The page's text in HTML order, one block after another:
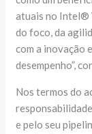
atuais no Intel®
do foco, da
com a inovação
desempenho”,
Nos termos do
e pelo seu